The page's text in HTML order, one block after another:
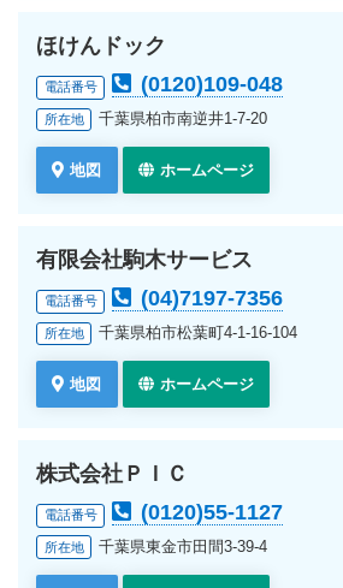
ほけんドック
電話番号 (0120)109-048
所在地 千葉県柏市南逆井1-7-20
地図 ホームページ
有限会社駒木サービス
電話番号 (04)7197-7356
所在地 千葉県柏市松葉町4-1-16-104
地図 ホームページ
株式会社ＰＩＣ
電話番号 (0120)55-1127
所在地 千葉県東金市田間3-39-4